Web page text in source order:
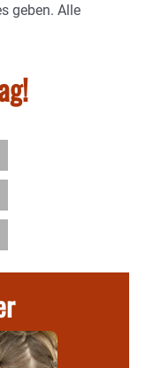
geben. Alle